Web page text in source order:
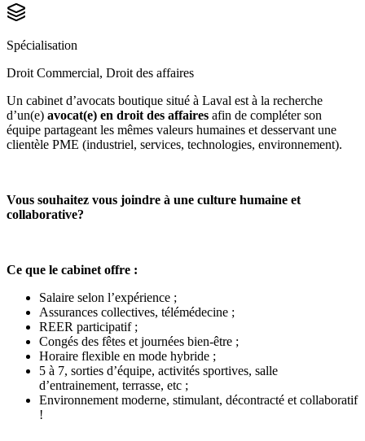
Spécialisation
Droit Commercial, Droit des affaires
Un cabinet d’avocats boutique situé à Laval est à la recherche
d’un(e) avocat(e) en droit des affaires afin de compléter son
équipe partageant les mêmes valeurs humaines et desservant une
clientèle PME (industriel, services, technologies, environnement).
Vous souhaitez vous joindre à une culture humaine et
collaborative?
Ce que le cabinet offre :
Salaire selon l’expérience ;
Assurances collectives, télémédecine ;
REER participatif ;
Congés des fêtes et journées bien-être ;
Horaire flexible en mode hybride ;
5 à 7, sorties d’équipe, activités sportives, salle
d’entrainement, terrasse, etc ;
Environnement moderne, stimulant, décontracté et collaboratif
!